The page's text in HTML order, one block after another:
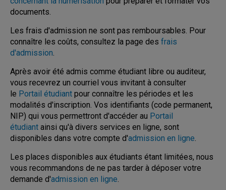
documents.
Les frais d'admission ne sont pas remboursables. Pour
connaître les coûts, consultez la page des frais
d'admission.
Après avoir été admis comme étudiant libre ou auditeur,
vous recevrez un courriel vous invitant à consulter
le Portail étudiant pour connaître les périodes et les
modalités d'inscription. Vos identifiants (code permanent,
NIP) qui vous permettront d'accéder au Portail
étudiant ainsi qu'à divers services en ligne, sont
disponibles dans votre compte d'admission en ligne.
Les places disponibles aux étudiants étant limitées, nous
vous recommandons de ne pas tarder à déposer votre
demande d'admission en ligne.